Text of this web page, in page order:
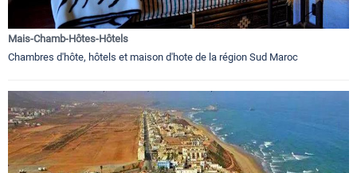
Mais-Chamb-Hôtes-Hôtels
Chambres d'hôte, hôtels et maison d'hote de la région Sud Maroc